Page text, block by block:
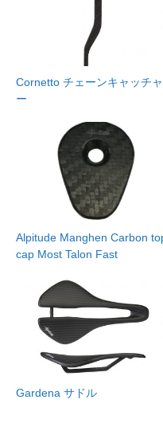
Cornetto チェーンキャッチャ
ー
Alpitude Manghen Carbon
cap Most Talon Fast
Gardena サドル